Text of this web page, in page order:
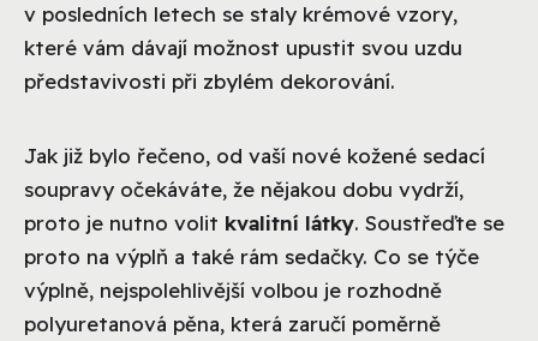
v posledních letech se staly krémové vzory,
které vám dávají možnost upustit svou uzdu
představivosti při zbylém dekorování.
Jak již bylo řečeno, od vaší nové kožené sedací
soupravy očekáváte, že nějakou dobu vydrží,
proto je nutno volit kvalitní látky. Soustřeďte se
proto na výplň a také rám sedačky. Co se týče
výplně, nejspolehlivější volbou je rozhodně
polyuretanová pěna, která zaručí poměrně